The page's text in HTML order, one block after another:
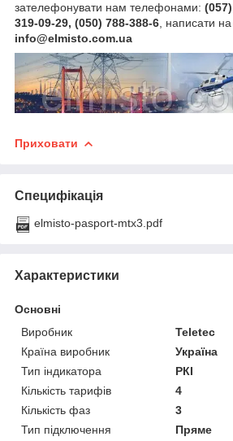
зателефонувати нам телефонами:
319-09-29, (050) 788-388-6, написати
info@elmisto.com.ua
Приховати
Специфікація
elmisto-pasport-mtx3.pdf
Характеристики
Основні
Виробник
Teletec
Країна виробник
Україна
Тип індикатора
РКІ
Кількість тарифів
4
Кількість фаз
3
Тип підключення
Пряме